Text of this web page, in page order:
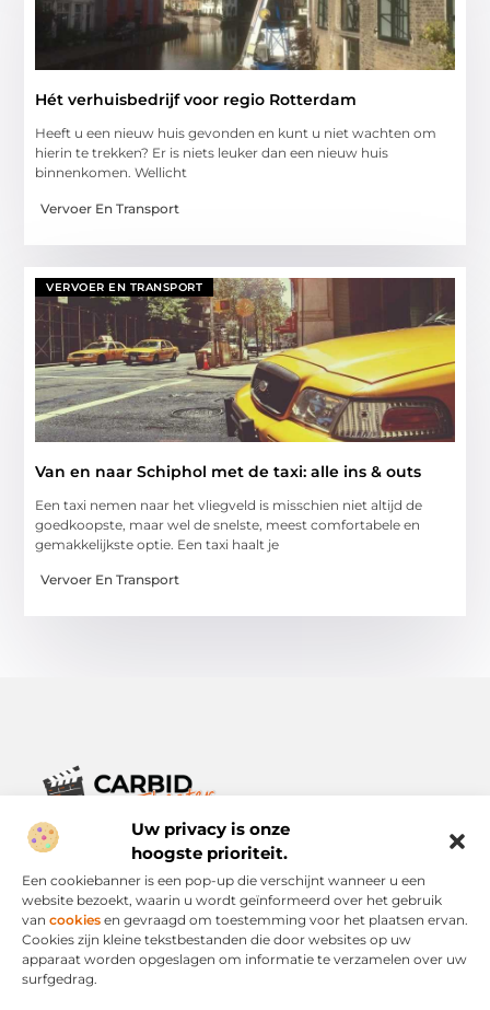
Uw privacy is onze
hoogste prioriteit.
Een cookiebanner is een pop-up die verschijnt wanneer u een
website bezoekt, waarin u wordt geïnformeerd over het gebruik
van cookies en gevraagd om toestemming voor het plaatsen ervan.
Cookies zijn kleine tekstbestanden die door websites op uw
apparaat worden opgeslagen om informatie te verzamelen over uw
surfgedrag.
Hét verhuisbedrijf voor regio Rotterdam
Heeft u een nieuw huis gevonden en kunt u niet wachten om
hierin te trekken? Er is niets leuker dan een nieuw huis
binnenkomen. Wellicht
Vervoer En Transport
VERVOER EN TRANSPORT
Van en naar Schiphol met de taxi: alle ins & outs
Een taxi nemen naar het vliegveld is misschien niet altijd de
goedkoopste, maar wel de snelste, meest comfortabele en
gemakkelijkste optie. Een taxi haalt je
Vervoer En Transport
Verhalen die het alledaagse leven verrijken.
Ontdek een breed scala aan blogs en artikelen die je inspireren,
informeren en verrijken – voor elke dag, voor iedereen.
Bericht categorie